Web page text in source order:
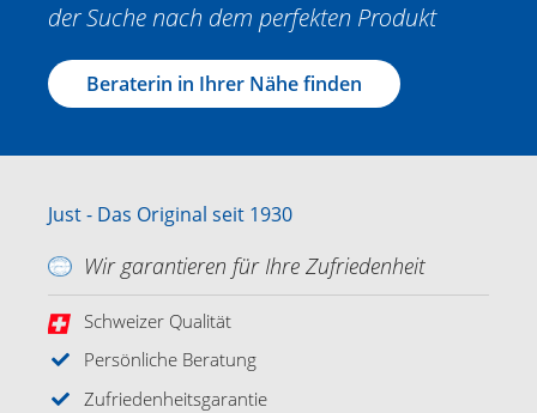
der Suche nach dem perfekten Produkt
Beraterin in Ihrer Nähe finden
Just - Das Original seit 1930
Wir garantieren für Ihre Zufriedenheit
Schweizer Qualität
Persönliche Beratung
Zufriedenheitsgarantie